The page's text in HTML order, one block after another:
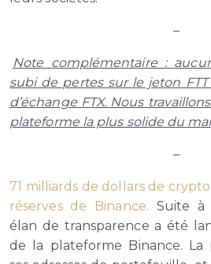
–
Note complémentaire :
subi de pertes sur le jeton
d’échange FTX. Nous
plateforme la plus solide du
–
71 milliards de dollars de
réserves de Binance. Suite à
élan de transparence a été
de la plateforme Binance.